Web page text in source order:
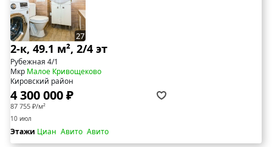
27
2-к, 49.1 м², 2/4 эт
Рубежная 4/1
Мкр Малое Кривощеково
Кировский район
4 300 000 ₽
87 755 ₽/м²
10 июл
Этажи Циан Авито Авито